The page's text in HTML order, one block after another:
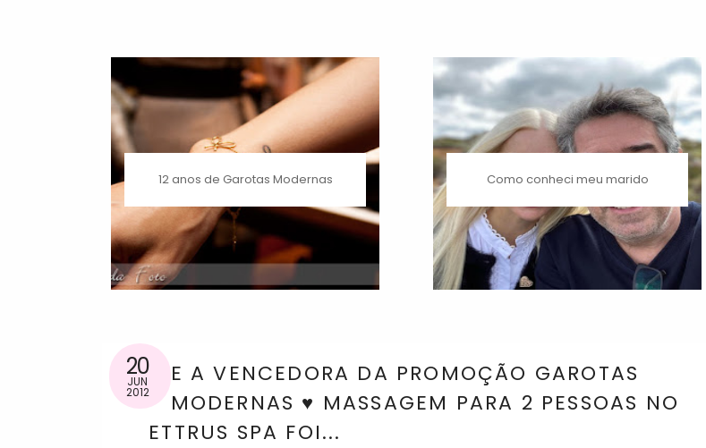
12 anos de Garotas Modernas Como conheci meu marido
20
JUN
2012
E A VENCEDORA DA PROMOÇÃO GAROTAS
MODERNAS ♥ MASSAGEM PARA 2 PESSOAS NO
ETTRUS SPA FOI...